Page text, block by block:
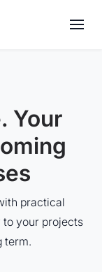
Your
practical
your projects
term.